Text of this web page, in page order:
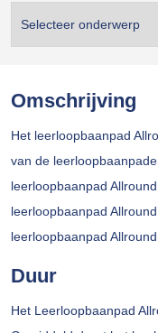
Omschrijving
Het leerloopbaanpad
van de
leerloopbaanpad
leerloopbaanpad
leerloopbaanpad
Duur
Het Leerloopbaanpad